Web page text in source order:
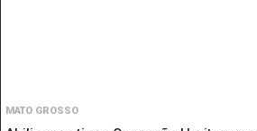
MATO GROSSO